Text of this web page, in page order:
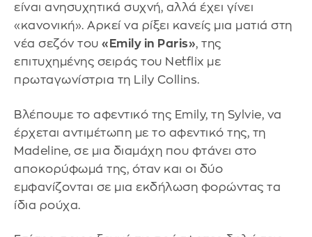
είναι ανησυχητικά συχνή, αλλά έχει γίνει
«κανονική». Αρκεί να ρίξει κανείς μια ματιά στη
νέα σεζόν του «Emily in Paris», της
επιτυχημένης σειράς του Netflix με
πρωταγωνίστρια τη Lily Collins.
Βλέπουμε το αφεντικό της Emily, τη Sylvie, να
έρχεται αντιμέτωπη με το αφεντικό της, τη
Madeline, σε μια διαμάχη που φτάνει στο
αποκορύφωμά της, όταν και οι δύο
εμφανίζονται σε μια εκδήλωση φορώντας τα
ίδια ρούχα.